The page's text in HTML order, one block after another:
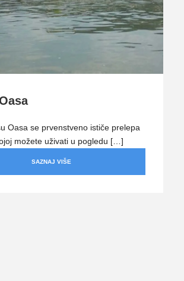
Oasa se prvenstveno ističe prelepa
možete uživati u pogledu […]
SAZNAJ VIŠE